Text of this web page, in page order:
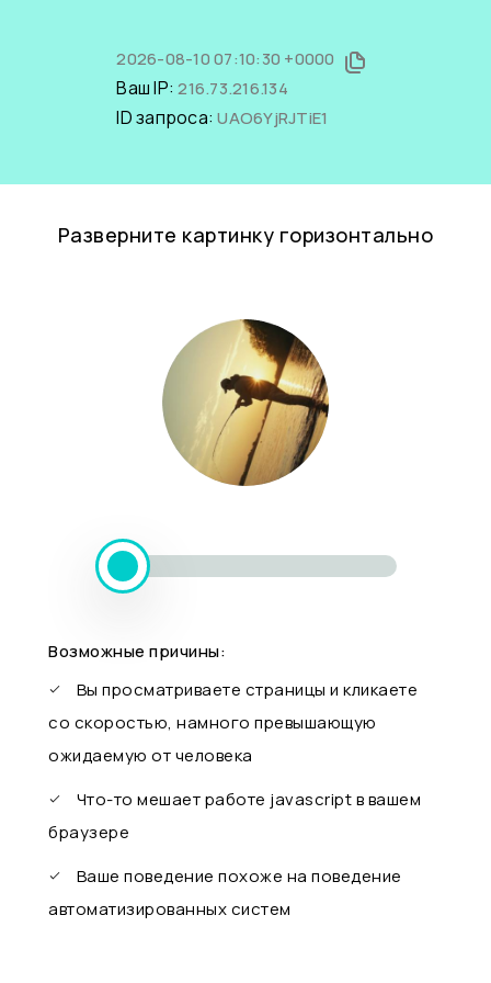
2026-08-10 07:10:30 +0000
Ваш IP:216.73.216.134
ID запроса:UAO6YjRJTiE1
Разверните картинку горизонтально
Возможные причины:
Вы просматриваете страницы и кликаете
со скоростью, намного превышающую
ожидаемую от человека
Что-то мешает работе javascript в вашем
браузере
Ваше поведение похоже на поведение
автоматизированных систем